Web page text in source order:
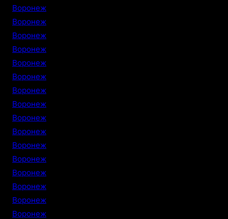
Воронеж
Воронеж
Воронеж
Воронеж
Воронеж
Воронеж
Воронеж
Воронеж
Воронеж
Воронеж
Воронеж
Воронеж
Воронеж
Воронеж
Воронеж
Воронеж